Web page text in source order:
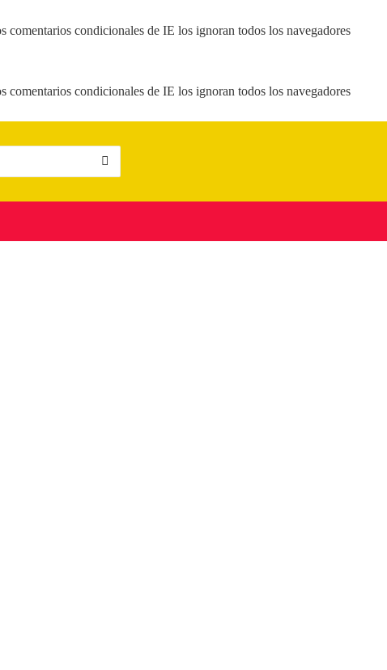
comentarios condicionales de IE los ignoran todos los navegadores
comentarios condicionales de IE los ignoran todos los navegadores